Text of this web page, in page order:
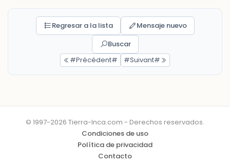
Regresar a la lista
Mensaje nuevo
Buscar
#Précédent#
#Suivant#
© 1997-2026 Tierra-Inca.com - Derechos reservados.
Condiciones de uso
Política de privacidad
Contacto